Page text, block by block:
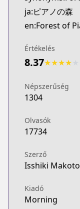
ja:ピアノの森
en:Forest of
Értékelés
8.37★★★★
Népszerűség
1304
Olvasók
17734
Szerző
Isshiki
Kiadó
Morning